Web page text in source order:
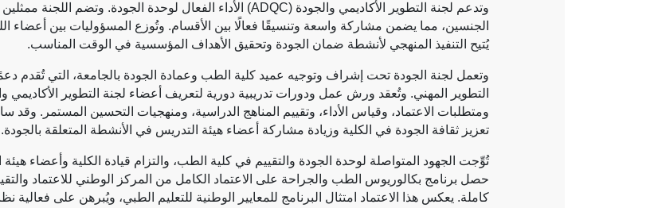
وتدعم لجنة التطوير الأكاديمي والجودة (ADQC) الأداء الفعال لوحدة الجودة. وتضم اللجنة
الجنسين، مما يضمن مشاركة واسعة وتنسيقًا فعالًا بين الأقسام. وتُوزع المسؤوليات بين أعضاء
يُتيح التنفيذ المنهجي لأنشطة ضمان الجودة وتحقيق الأهداف المؤسسية في الوقت المناسب.
وتعمل لجنة الجودة تحت إشراف وتوجيه عميد كلية الطب وعمادة الجودة بالجامعة، التي تُقدم
التطوير المهني. وتُعقد ورش عمل ودورات تدريبية دورية لتعريف أعضاء لجنة التطوير الأكاديمي
ومتطلبات الاعتماد، وقياس الأداء، وتقييم المناهج الدراسية، ومنهجيات التحسين المستمر.
تعزيز ثقافة الجودة في الكلية وزيادة مشاركة أعضاء هيئة التدريس في الأنشطة المتعلقة بالجودة.
تُوِّجت الجهود المتواصلة لوحدة الجودة والتقييم في كلية الطب، والتزام قيادة الكلية وأعضاء
حصل برنامج بكالوريوس الطب والجراحة على الاعتماد الكامل من المركز الوطني للاعتماد
كاملة. يعكس هذا الاعتماد امتثال البرنامج للمعايير الوطنية للتعليم الطبي، ويُبرهن على